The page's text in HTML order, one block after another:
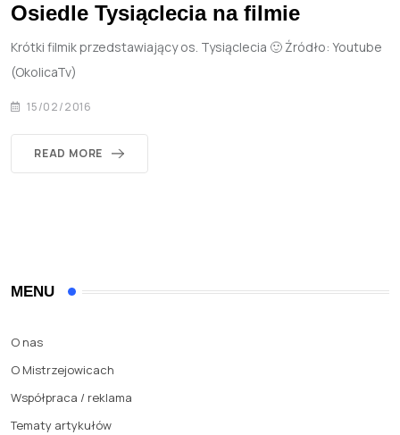
Osiedle Tysiąclecia na filmie
Krótki filmik przedstawiający os. Tysiąclecia 🙂 Źródło: Youtube
(OkolicaTv)
15/02/2016
READ MORE
MENU
O nas
O Mistrzejowicach
Współpraca / reklama
Tematy artykułów